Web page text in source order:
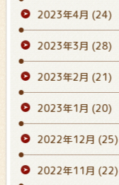
2023年4月 (24)
2023年3月 (28)
2023年2月 (21)
2023年1月 (20)
2022年12月 (25)
2022年11月 (22)